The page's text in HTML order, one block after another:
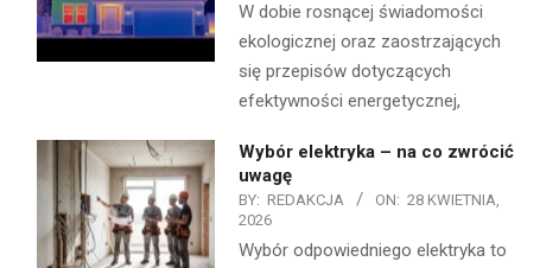
W dobie rosnącej świadomości
ekologicznej oraz zaostrzających
się przepisów dotyczących
efektywności energetycznej,
Wybór elektryka – na co zwrócić
uwagę
BY: REDAKCJA ON: 28 KWIETNIA,
2026
Wybór odpowiedniego elektryka to